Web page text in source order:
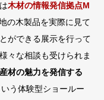
木材の情報発信拠点M
の木製品を実際に見て
ができる展示を行って
々な相談も受けられま
材の魅力を発信する
いう体験型ショールー